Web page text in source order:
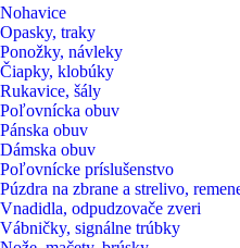
Nohavice
Opasky, traky
Ponožky, návleky
Čiapky, klobúky
Rukavice, šály
Poľovnícka obuv
Pánska obuv
Dámska obuv
Poľovnícke príslušenstvo
Púzdra na zbrane a strelivo,
Vnadidla, odpudzovače zveri
Vábničky, signálne trúbky